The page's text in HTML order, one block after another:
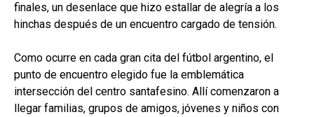
finales, un desenlace que hizo estallar de alegría a los
hinchas después de un encuentro cargado de tensión.
Como ocurre en cada gran cita del fútbol argentino, el
punto de encuentro elegido fue la emblemática
intersección del centro santafesino. Allí comenzaron a
llegar familias, grupos de amigos, jóvenes y niños con